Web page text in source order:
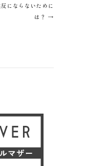
にならないために
は？ →